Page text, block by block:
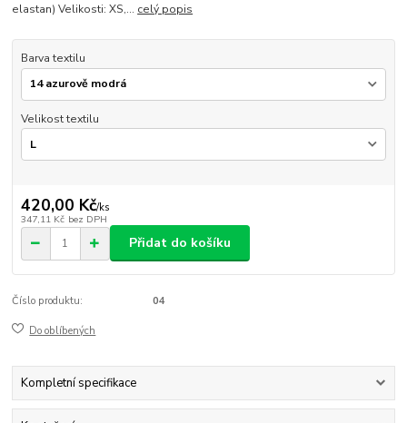
elastan) Velikosti: XS,... celý popis
Barva textilu
Velikost textilu
420,00 Kč/ks
347,11 Kč bez DPH
Přidat do košíku
Číslo produktu: 04
Do oblíbených
Kompletní specifikace